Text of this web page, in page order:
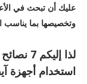
عليك أن تبحث في
وتخصيصها بما يناسب
لذا
استخدام أجهزة